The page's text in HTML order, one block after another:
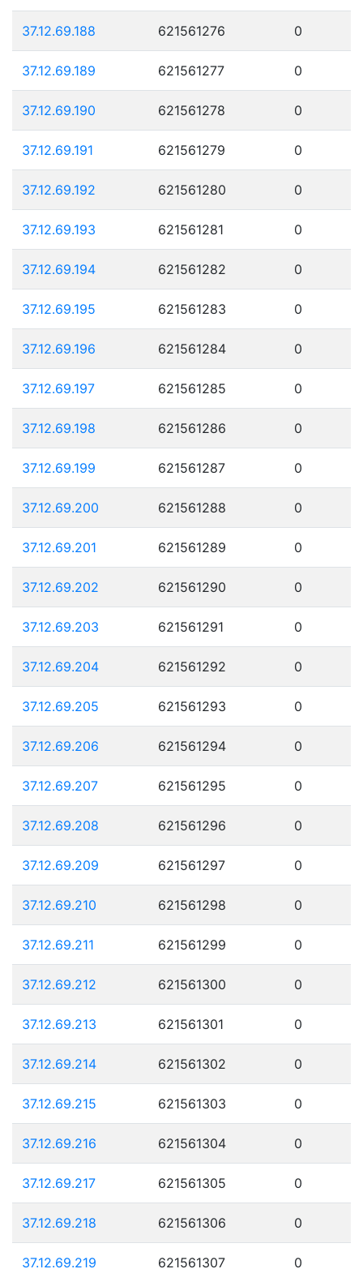
37.12.69.188 621561276 0
37.12.69.189 621561277 0
37.12.69.190 621561278 0
37.12.69.191 621561279 0
37.12.69.192 621561280 0
37.12.69.193 621561281 0
37.12.69.194 621561282 0
37.12.69.195 621561283 0
37.12.69.196 621561284 0
37.12.69.197 621561285 0
37.12.69.198 621561286 0
37.12.69.199 621561287 0
37.12.69.200 621561288 0
37.12.69.201 621561289 0
37.12.69.202 621561290 0
37.12.69.203 621561291 0
37.12.69.204 621561292 0
37.12.69.205 621561293 0
37.12.69.206 621561294 0
37.12.69.207 621561295 0
37.12.69.208 621561296 0
37.12.69.209 621561297 0
37.12.69.210 621561298 0
37.12.69.211 621561299 0
37.12.69.212 621561300 0
37.12.69.213 621561301 0
37.12.69.214 621561302 0
37.12.69.215 621561303 0
37.12.69.216 621561304 0
37.12.69.217 621561305 0
37.12.69.218 621561306 0
37.12.69.219 621561307 0